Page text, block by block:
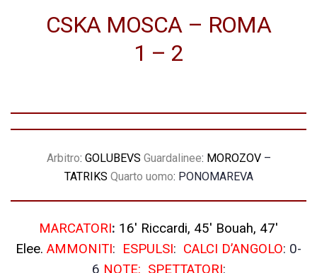
CSKA MOSCA – ROMA
1 – 2
Arbitro: GOLUBEVS Guardalinee: MOROZOV–
TATRIKS Quarto uomo: PONOMAREVA
MARCATORI: 16′ Riccardi, 45′ Bouah, 47′
Elee. AMMONITI: ESPULSI: CALCI D’ANGOLO: 0-
6 NOTE: SPETTATORI: